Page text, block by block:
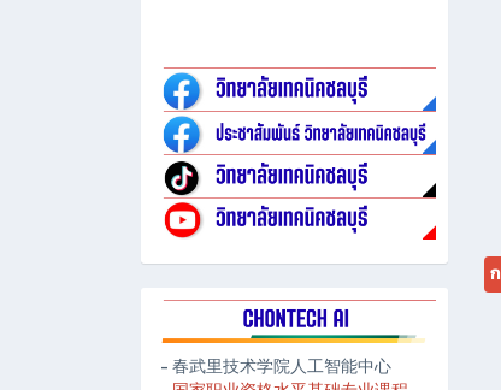
ข้อมูลตลาดแรงงานจังหวัดชลบุรี